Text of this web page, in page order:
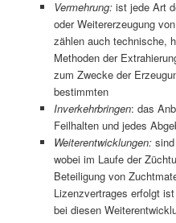
Vermehrung: ist jede Art
oder Weitererzeugung
zählen auch technische,
Methoden der
zum Zwecke der
bestimmten
Inverkehrbringen: das
Feilhalten und jedes
Weiterentwicklungen:sind
wobei im Laufe der
Beteiligung von
Lizenzvertrages erfolgt
bei diesen